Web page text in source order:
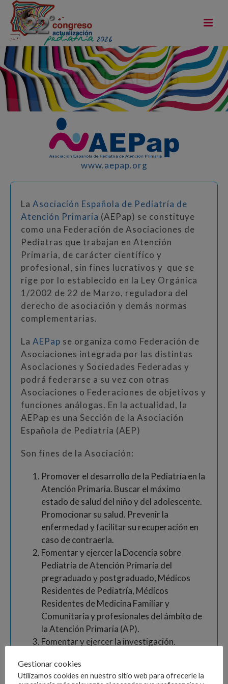
Sobre la AEPap
www.aepap.org
La Asociación Española de Pediatría de
Atención Primaria (AEPap) se constituye
como una Federación de Asociaciones de
Pediatras que trabajan en Atención
Primaria, de carácter científico y
profesional, sin fines lucrativos y que se
rige por lo establecido en la Ley Orgánica
1/2002 de 22 de Marzo, reguladora del
derecho de asociación y demás normas
complementarias.
La AEPap se organiza como Federación de
Asociaciones integrada por las distintas
Asociaciones y Sociedades Federadas y
podrá federarse a su vez con otras
Asociaciones o Federaciones de objetivos y
funciones análogas. En la actualidad, la
AEPap es una Sección de la Asociación
Española de Pediatría (AEP)
Son fines de la Asociación:
Promover el desarrollo de la Pediatría en la
Atención Primaria. Buscar el máximo
estado de salud del niño y del adolescente.
Promocionar su salud. Prevenir la
enfermedad y facilitar su recuperación en
caso de contraerla.
Fomentar y ejercer la Docencia sobre
Pediatría de Atención Primaria del
pregraduado y postgraduado, Médicos
Residentes de Pediatría, Médicos
Residentes de Medicina Familiar y
Comunitaria y profesionales del ámbito de
la Atención Primaria (AP).
Fomentar y ejercer la investigación.
sanitarios relacionados con el niño sano y
enfermo.
Gestionar cookies
Utilizamos cookies en nuestro sitio web para ofrecerle la